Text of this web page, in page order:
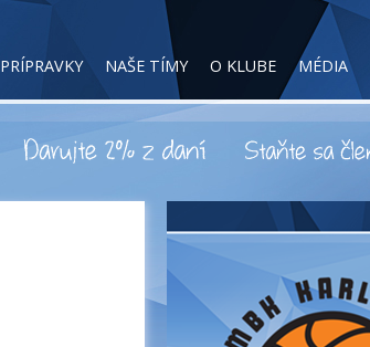
PRÍPRAVKY NAŠE TÍMY O KLUBE MÉDIA